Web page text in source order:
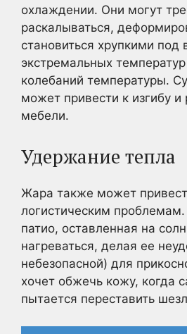
охлаждении. Они могут
раскалываться,
становиться хрупкими под
экстремальных
колебаний температуры.
может привести к изгибу и
мебели.
Удержание тепла
Жара также может
логистическим
патио, оставленная на
нагреваться, делая ее
небезопасной) для
хочет обжечь кожу, когда
пытается переставить